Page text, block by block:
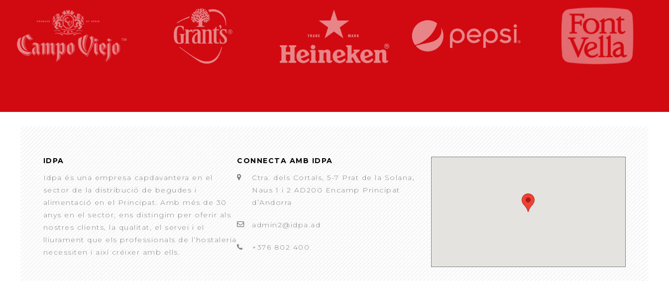
IDPA
Idpa és una empresa capdavantera en el
sector de la distribució de begudes i
alimentació en el Principat. Amb més de 30
anys en el sector, ens distingim per oferir als
nostres clients, la qualitat, el servei i el
lliurament que els professionals de l’hostaleria
necessiten i així créixer amb ells.
CONNECTA AMB IDPA
Ctra. dels Cortals, 5-7 Prat de la Solana,
Naus 1 i 2 AD200 Encamp Principat
d’Andorra
admin2@idpa.ad
+376 802 400